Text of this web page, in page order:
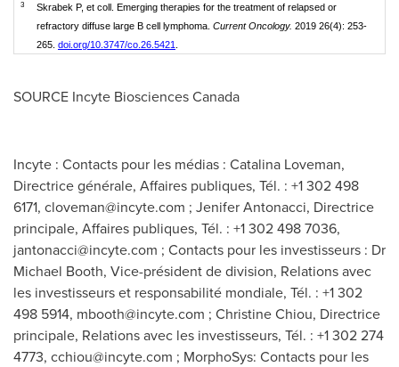
3
Skrabek P, et coll. Emerging therapies for the treatment of relapsed or
refractory diffuse large B cell lymphoma. Current Oncology. 2019 26(4): 253-
265. doi.org/10.3747/co.26.5421
SOURCE Incyte Biosciences Canada
Incyte : Contacts pour les médias : Catalina Loveman,
Directrice générale, Affaires publiques, Tél. : +1 302 498
6171, cloveman@incyte.com ; Jenifer Antonacci, Directrice
principale, Affaires publiques, Tél. : +1 302 498 7036,
jantonacci@incyte.com ; Contacts pour les investisseurs : Dr
Michael Booth, Vice-président de division, Relations avec
les investisseurs et responsabilité mondiale, Tél. : +1 302
498 5914, mbooth@incyte.com ; Christine Chiou, Directrice
principale, Relations avec les investisseurs, Tél. : +1 302 274
4773, cchiou@incyte.com ; MorphoSys: Contacts pour les